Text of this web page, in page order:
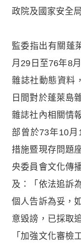
政院及國家安全
監委指出有關蓬
月29日至76年8
雜誌社動態資料
日間對於蓬萊島
雜誌社內相關情
部曾於73年10
措施暨現存問題
央委員會文化傳
及：「依法追訴
個人告訴為妥，
意毀謗，已採取
「加強文化審檢